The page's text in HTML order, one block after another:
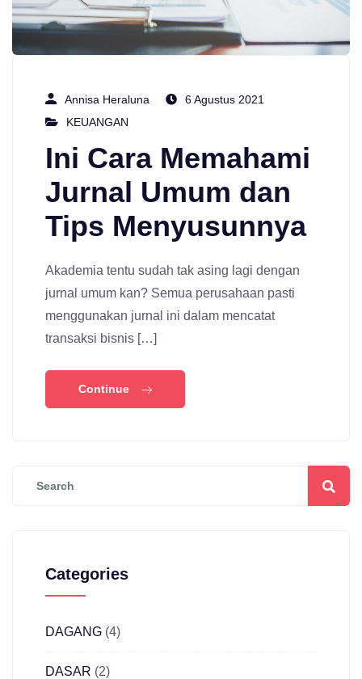
Annisa Heraluna
6 Agustus 2021
KEUANGAN
Ini Cara Memahami
Jurnal Umum dan
Tips Menyusunnya
Akademia tentu sudah tak asing lagi dengan
jurnal umum kan? Semua perusahaan pasti
menggunakan jurnal ini dalam mencatat
transaksi bisnis […]
Continue
Categories
DAGANG (4)
DASAR (2)